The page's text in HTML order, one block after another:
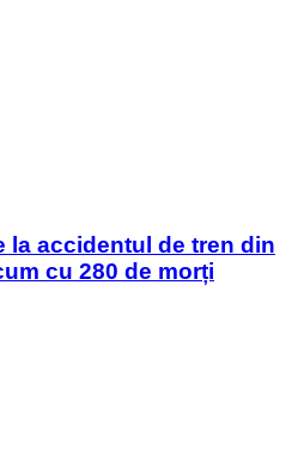
la accidentul de tren din
cu 280 de morți